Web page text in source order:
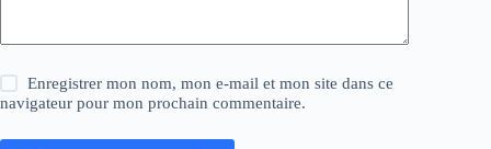
Enregistrer mon nom, mon e-mail et mon site dans ce
navigateur pour mon prochain commentaire.